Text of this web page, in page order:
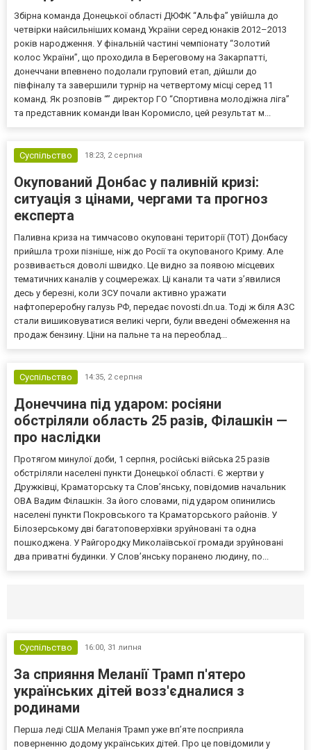
Збірна команда Донецької області ДЮФК “Альфа” увійшла до
четвірки найсильніших команд України серед юнаків 2012–2013
років народження. У фінальній частині чемпіонату “Золотий
колос України”, що проходила в Береговому на Закарпатті,
донеччани впевнено подолали груповий етап, дійшли до
півфіналу та завершили турнір на четвертому місці серед 11
команд. Як розповів “” директор ГО “Спортивна молодіжна ліга”
та представник команди Іван Коромисло, цей результат м...
Суспільство 18:23, 2 серпня
Окупований Донбас у паливній кризі:
ситуація з цінами, чергами та прогноз
експерта
Паливна криза на тимчасово окуповані території (ТОТ) Донбасу
прийшла трохи пізніше, ніж до Росії та окупованого Криму. Але
розвивається доволі швидко. Це видно за появою місцевих
тематичних каналів у соцмережах. Ці канали та чати з’явилися
десь у березні, коли ЗСУ почали активно уражати
нафтопереробну галузь РФ, передає novosti.dn.ua. Тоді ж біля АЗС
стали вишиковуватися великі черги, були введені обмеження на
продаж бензину. Ціни на пальне та на переоблад...
Суспільство 14:35, 2 серпня
Донеччина під ударом: росіяни
обстріляли область 25 разів, Філашкін —
про наслідки
Протягом минулої доби, 1 серпня, російські війська 25 разів
обстріляли населені пункти Донецької області. Є жертви у
Дружківці, Краматорську та Слов’янську, повідомив начальник
ОВА Вадим Філашкін. За його словами, під ударом опинились
населені пункти Покровського та Краматорського районів. У
Білозерському дві багатоповерхівки зруйновані та одна
пошкоджена. У Райгородку Миколаївської громади зруйновані
два приватні будинки. У Слов’янську поранено людину, по...
Суспільство 16:00, 31 липня
За сприяння Меланії Трамп п'ятеро
українських дітей возз'єдналися з
родинами
Перша леді США Меланія Трамп уже впʼяте посприяла
поверненню додому українських дітей. Про це повідомили у